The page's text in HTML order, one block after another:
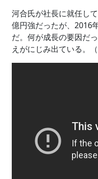
河合氏が社長に就任し
億円強だったが、2016
だ。何が成長の要因だ
えがにじみ出ている。